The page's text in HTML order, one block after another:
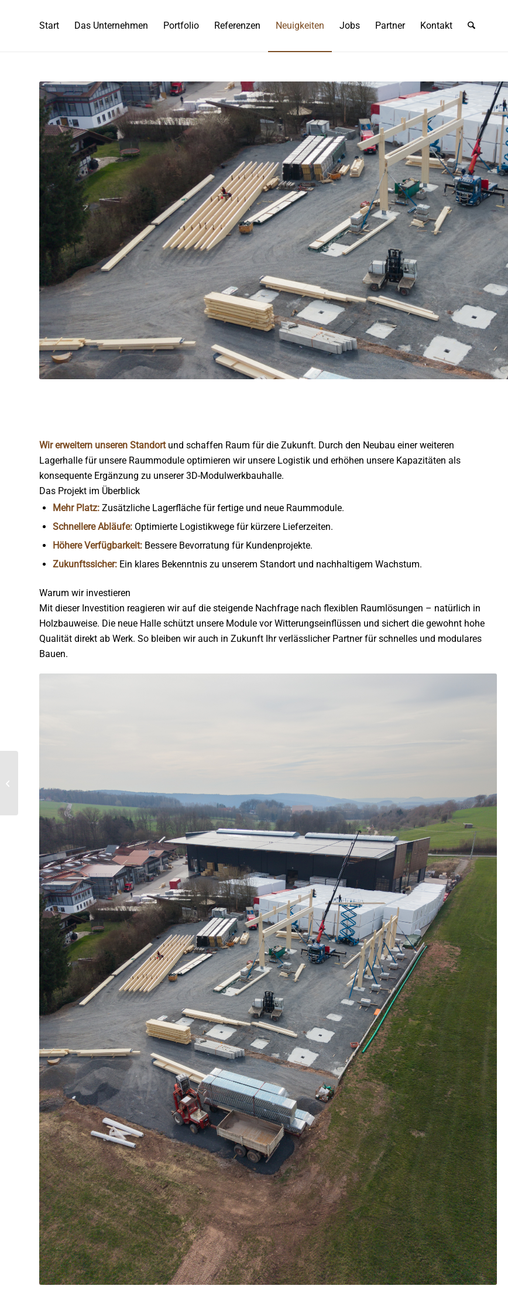
Start Das Unternehmen Portfolio Referenzen Neuigkeiten Jobs Partner Kontakt
Wir erweitern unseren Standortund schaffen Raum für die Zukunft. Durch den Neubau einer weiteren
Lagerhalle für unsere Raummodule optimieren wir unsere Logistik und erhöhen unsere Kapazitäten als
konsequente Ergänzung zu unserer 3D-Modulwerkbauhalle.
Das Projekt im Überblick
Mehr Platz: Zusätzliche Lagerfläche für fertige und neue Raummodule.
Schnellere Abläufe: Optimierte Logistikwege für kürzere Lieferzeiten.
Höhere Verfügbarkeit: Bessere Bevorratung für Kundenprojekte.
Zukunftssicher: Ein klares Bekenntnis zu unserem Standort und nachhaltigem Wachstum.
Warum wir investieren
Mit dieser Investition reagieren wir auf die steigende Nachfrage nach flexiblen Raumlösungen – natürlich in
Holzbauweise. Die neue Halle schützt unsere Module vor Witterungseinflüssen und sichert die gewohnt hohe
Qualität direkt ab Werk. So bleiben wir auch in Zukunft Ihr verlässlicher Partner für schnelles und modulares
Bauen.
Deutschlands größte
modulare
Schulinterims...